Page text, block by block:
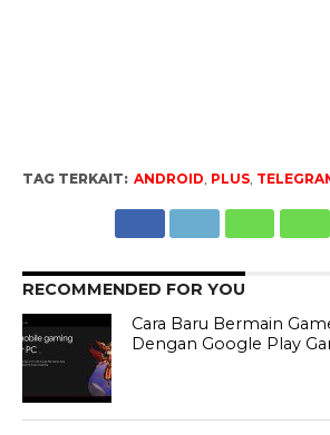
TAG TERKAIT: ANDROID PLUS,
RECOMMENDED FOR YOU
Cara Baru Bermain
Dengan Google Play